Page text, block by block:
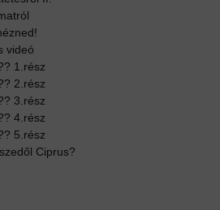
videó
1.rész
2.rész
3.rész
4.rész
5.rész
Ciprus?